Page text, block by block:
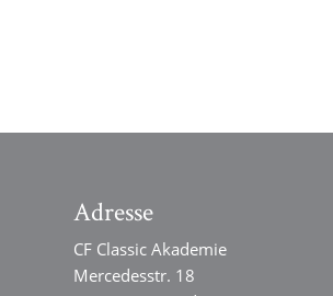
Adresse
CF Classic Akademie
Mercedesstr. 18